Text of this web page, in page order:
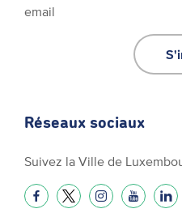
email
Réseaux sociaux
Suivez la Ville de